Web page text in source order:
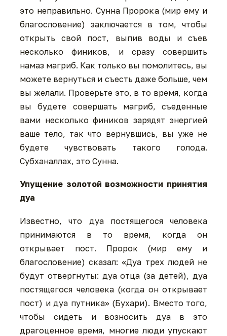
это неправильно. Сунна Пророка (мир ему и
благословение) заключается в том, чтобы
открыть свой пост, выпив воды и съев
несколько фиников, и сразу совершить
намаз магриб. Как только вы помолитесь, вы
можете вернуться и съесть даже больше, чем
вы желали. Проверьте это, в то время, когда
вы будете совершать магриб, съеденные
вами несколько фиников зарядят энергией
ваше тело, так что вернувшись, вы уже не
будете чувствовать такого голода.
Субханаллах, это Сунна.
Упущение золотой возможности принятия
дуа
Известно, что дуа постящегося человека
принимаются в то время, когда он
открывает пост. Пророк (мир ему и
благословение) сказал: «Дуа трех людей не
будут отвергнуты: дуа отца (за детей), дуа
постящегося человека (когда он открывает
пост) и дуа путника» (Бухари). Вместо того,
чтобы сидеть и возносить дуа в это
драгоценное время, многие люди упускают